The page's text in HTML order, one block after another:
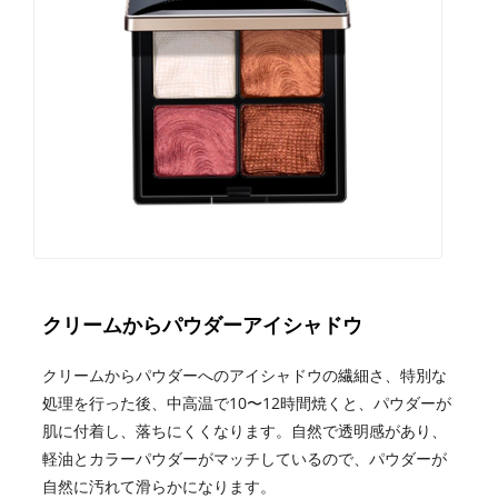
クリームからパウダーアイシャドウ
クリームからパウダーへのアイシャドウの繊細さ、特別な
処理を行った後、中高温で10〜12時間焼くと、パウダーが
肌に付着し、落ちにくくなります。自然で透明感があり、
軽油とカラーパウダーがマッチしているので、パウダーが
自然に汚れて滑らかになります。